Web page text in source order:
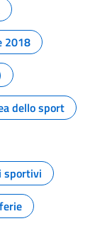
2018
dello sport
sportivi